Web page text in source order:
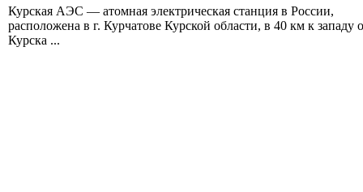
Курская АЭС — атомная электрическая станция в России,
расположена в г. Курчатове Курской области, в 40 км к западу
Курска ...